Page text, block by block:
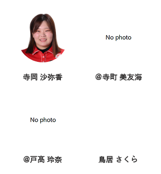
寺岡 沙弥香
@戸髙 玲奈
＠寺町 美友海
鳥居 さくら